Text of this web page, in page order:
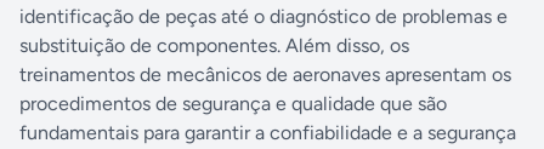
identificação de peças até o diagnóstico de problemas e
substituição de componentes. Além disso, os
treinamentos de mecânicos de aeronaves apresentam os
procedimentos de segurança e qualidade que são
fundamentais para garantir a confiabilidade e a segurança